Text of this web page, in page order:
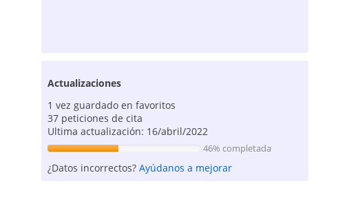
Actualizaciones
1 vez guardado en favoritos
37 peticiones de cita
Ultima actualización: 16/abril/2022
46% completada
¿Datos incorrectos?Ayúdanos a mejorar